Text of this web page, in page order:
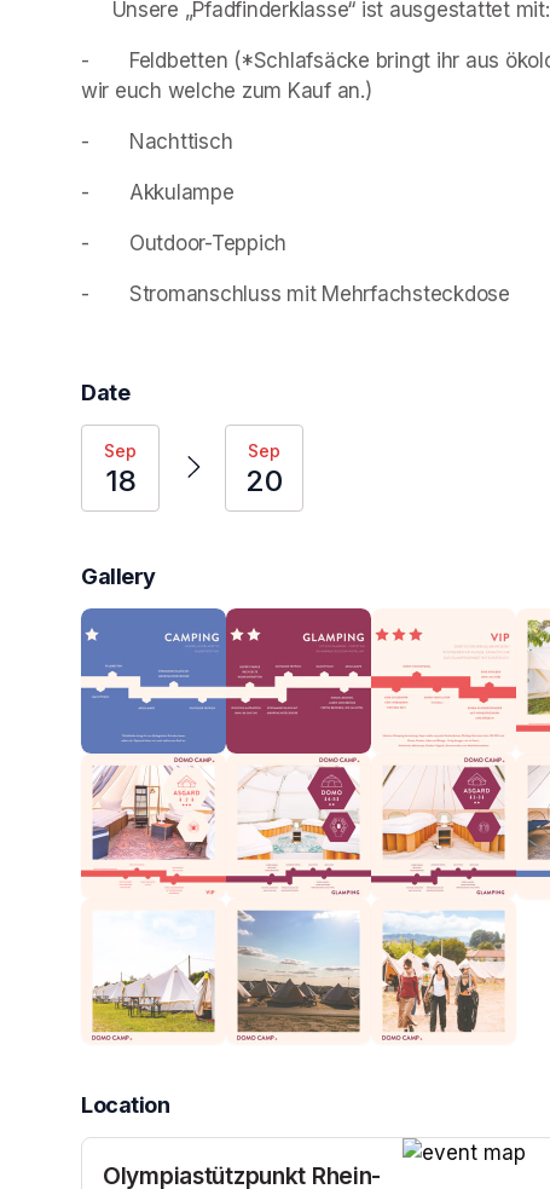
Unsere „Pfadfinderklasse“ ist ausgestattet mit:
- 		Feldbetten (*Schlafsäcke bringt ihr aus ökologischen Gründen bitte selbst mit. Optional bieten
wir euch welche zum Kauf an.)
- 		Nachttisch
- 		Akkulampe
- 		Outdoor-Teppich
- 		Stromanschluss mit Mehrfachsteckdose
Date
Sep
18
Sep
20
Gallery
Location
Olympiastützpunkt Rhein-